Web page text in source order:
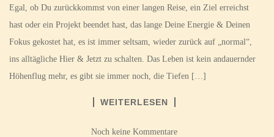
Egal, ob Du zurückkommst von einer langen Reise, ein Ziel erreichst
hast oder ein Projekt beendet hast, das lange Deine Energie & Deinen
Fokus gekostet hat, es ist immer seltsam, wieder zurück auf „normal“,
ins alltägliche Hier & Jetzt zu schalten. Das Leben ist kein andauernder
Höhenflug mehr, es gibt sie immer noch, die Tiefen […]
WEITERLESEN
Noch keine Kommentare